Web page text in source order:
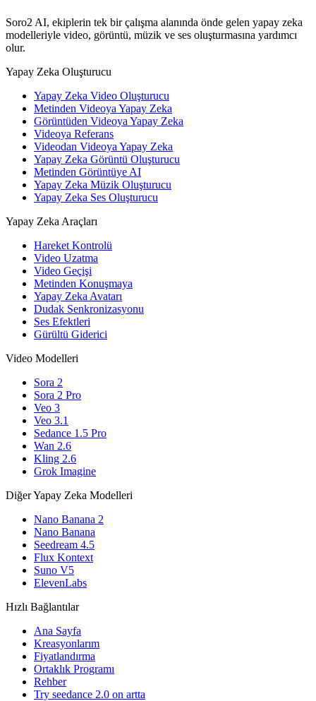
Soro2 AI, ekiplerin tek bir çalışma alanında önde gelen yapay zeka
modelleriyle video, görüntü, müzik ve ses oluşturmasına yardımcı
olur.
Yapay Zeka Oluşturucu
Yapay Zeka Video Oluşturucu
Metinden Videoya Yapay Zeka
Görüntüden Videoya Yapay Zeka
Videoya Referans
Videodan Videoya Yapay Zeka
Yapay Zeka Görüntü Oluşturucu
Metinden Görüntüye AI
Yapay Zeka Müzik Oluşturucu
Yapay Zeka Ses Oluşturucu
Yapay Zeka Araçları
Hareket Kontrolü
Video Uzatma
Video Geçişi
Metinden Konuşmaya
Yapay Zeka Avatarı
Dudak Senkronizasyonu
Ses Efektleri
Gürültü Giderici
Video Modelleri
Sora 2
Sora 2 Pro
Veo 3
Veo 3.1
Sedance 1.5 Pro
Wan 2.6
Kling 2.6
Grok Imagine
Diğer Yapay Zeka Modelleri
Nano Banana 2
Nano Banana
Seedream 4.5
Flux Kontext
Suno V5
ElevenLabs
Hızlı Bağlantılar
Ana Sayfa
Kreasyonlarım
Fiyatlandırma
Ortaklık Programı
Rehber
Try seedance 2.0 on artta